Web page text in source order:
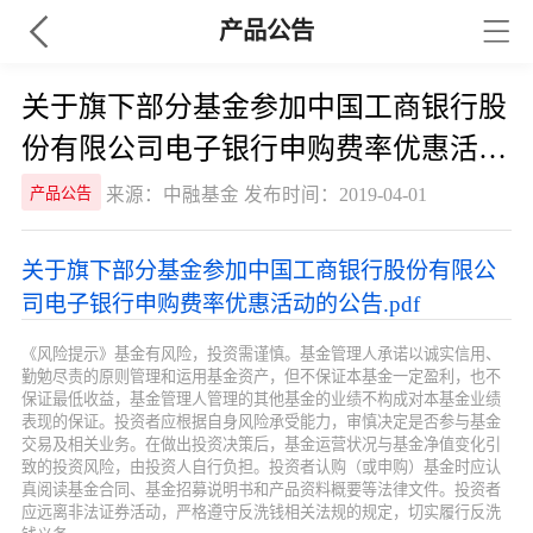
产品公告
关于旗下部分基金参加中国工商银行股
份有限公司电子银行申购费率优惠活动
的公告
产品公告 来源：中融基金 发布时间：2019-04-01
关于旗下部分基金参加中国工商银行股份有限公
司电子银行申购费率优惠活动的公告.pdf
《风险提示》基金有风险，投资需谨慎。基金管理人承诺以诚实信用、
勤勉尽责的原则管理和运用基金资产，但不保证本基金一定盈利，也不
保证最低收益，基金管理人管理的其他基金的业绩不构成对本基金业绩
表现的保证。投资者应根据自身风险承受能力，审慎决定是否参与基金
交易及相关业务。在做出投资决策后，基金运营状况与基金净值变化引
致的投资风险，由投资人自行负担。投资者认购（或申购）基金时应认
真阅读基金合同、基金招募说明书和产品资料概要等法律文件。投资者
应远离非法证券活动，严格遵守反洗钱相关法规的规定，切实履行反洗